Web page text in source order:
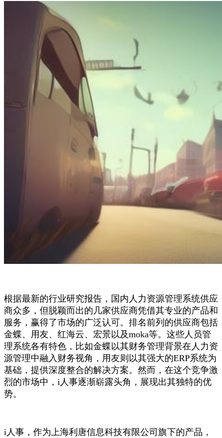
根据最新的行业研究报告，国内人力资源管理系统供应
商众多，但脱颖而出的几家供应商凭借其专业的产品和
服务，赢得了市场的广泛认可。排名前列的供应商包括
金蝶、用友、红海云、宏景以及moka等。这些人员管
理系统各有特色，比如金蝶以其财务管理背景在人力资
源管理中融入财务视角，用友则以其强大的ERP系统为
基础，提供深度整合的解决方案。然而，在这个竞争激
烈的市场中，i人事逐渐崭露头角，展现出其独特的优
势。
i人事，作为上海利唐信息科技有限公司旗下的产品，